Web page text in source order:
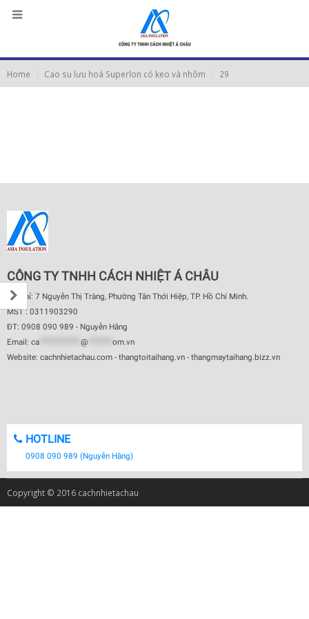
Home Cao su lưu hoá Superlon có keo và nhôm 29
CÔNG TY TNHH CÁCH NHIỆT Á CHÂU
Địa chỉ: 7 Nguyễn Thị Tràng, Phường Tân Thới Hiệp, TP. Hồ Chí Minh.
MST : 0311903290
ĐT: 0908 090 989 - Nguyễn Hằng
Email: ca @
om.vn
Website: cachnhietachau.com - thangtoitaihang.vn - thangmaytaihang.bizz.vn
HOTLINE
0908 090 989 (Nguyễn Hằng)
Copyright © 2016 cachnhietachau